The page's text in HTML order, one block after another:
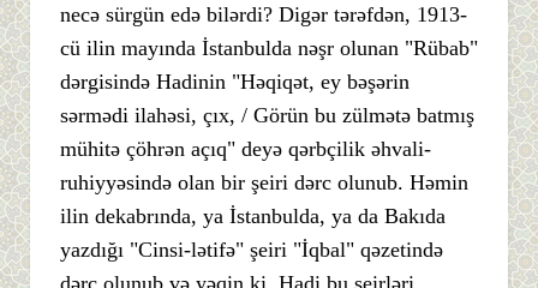
necə sürgün edə bilərdi? Digər tərəfdən, 1913-
cü ilin mayında İstanbulda nəşr olunan "Rübab"
dərgisində Hadinin "Həqiqət, ey bəşərin
sərmədi ilahəsi, çıx, / Görün bu zülmətə batmış
mühitə çöhrən açıq" deyə qərbçilik əhvali-
ruhiyyəsində olan bir şeiri dərc olunub. Həmin
ilin dekabrında, ya İstanbulda, ya da Bakıda
yazdığı "Cinsi-lətifə" şeiri "İqbal" qəzetində
dərc olunub və yəqin ki, Hadi bu şeirləri